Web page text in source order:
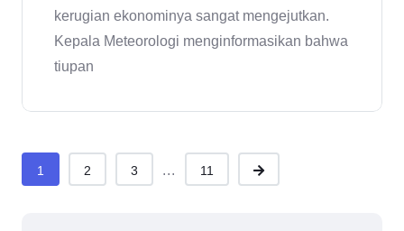
kerugian ekonominya sangat mengejutkan.
Kepala Meteorologi menginformasikan bahwa
tiupan
1 2 3 ... 11